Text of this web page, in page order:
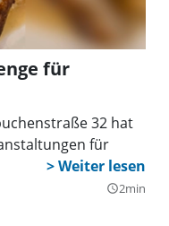
für
32 hat
für
query_builder2min